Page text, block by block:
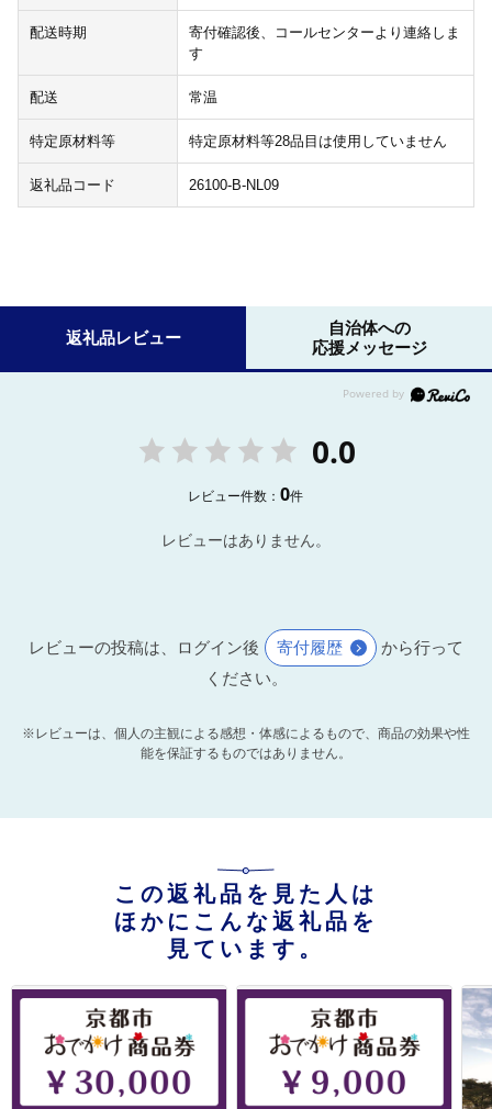
配送時期
寄付確認後、コールセンターより連絡しま
す
配送 常温
特定原材料等 特定原材料等28品目は使用していません
返礼品コード 26100-B-NL09
返礼品レビュー
自治体への
応援メッセージ
0.0
レビュー件数：0件
レビューはありません。
レビューの投稿は、ログイン後 寄付履歴
から行って
ください。
※レビューは、個人の主観による感想・体感によるもので、商品の効果や性
能を保証するものではありません。
この返礼品を見た人は
ほかにこんな返礼品を
見ています。